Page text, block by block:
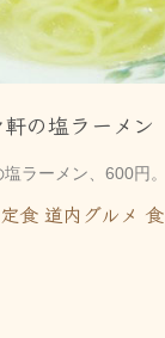
の塩ラーメン
ラーメン、600円。
定食 道内グルメ 食